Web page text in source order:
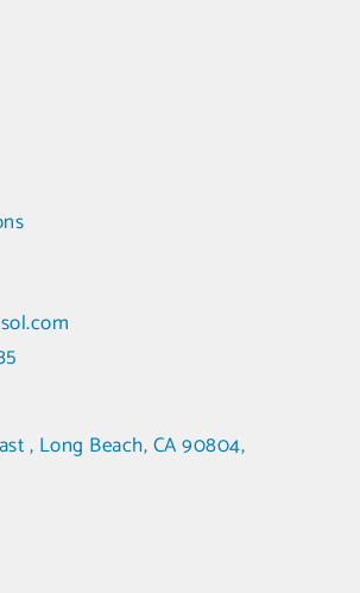
, Long Beach, CA 90804,